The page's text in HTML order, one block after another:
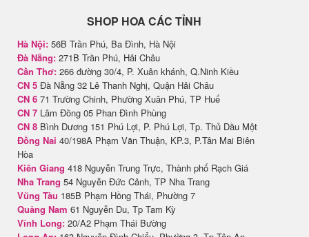
SHOP HOA CÁC TỈNH
Hà Nội: 56B Trần Phú, Ba Đình, Hà Nội
Đà Nẵng: 271B Trần Phú, Hải Châu
Cần Thơ: 266 đường 30/4, P. Xuân khánh, Q.Ninh Kiều
CN 5 Đà Nẵng 32 Lê Thanh Nghị, Quận Hải Châu
CN 6 71 Trường Chinh, Phường Xuân Phú, TP Huế
CN 7 Lâm Đồng 05 Phan Đình Phùng
CN 8 Bình Dương 151 Phú Lợi, P. Phú Lợi, Tp. Thủ Dầu Một
Đồng Nai 40/198A Phạm Văn Thuận, KP.3, P.Tân Mai Biên
Hòa
Kiên Giang 418 Nguyễn Trung Trực, Thành phố Rạch Giá
Nha Trang 54 Nguyễn Đức Cảnh, TP Nha Trang
Vũng Tàu 185B Phạm Hồng Thái, Phường 7
Quảng Nam 61 Nguyễn Du, Tp Tam Kỳ
Vĩnh Long: 20/A2 Phạm Thái Bường